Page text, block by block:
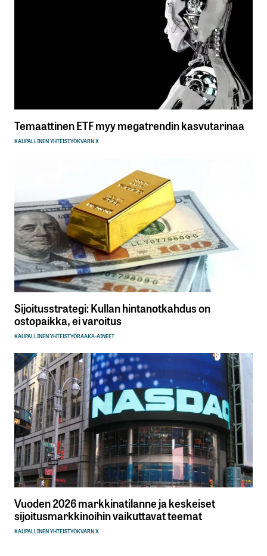
Temaattinen ETF myy megatrendin kasvutarinaa
KAUPALLINEN YHTEISTYÖKVARN X
Sijoitusstrategi: Kullan hintanotkahdus on
ostopaikka, ei varoitus
KAUPALLINEN YHTEISTYÖRAAKA-AINEET
Vuoden 2026 markkinatilanne ja keskeiset
sijoitusmarkkinoihin vaikuttavat teemat
KAUPALLINEN YHTEISTYÖKVARN X